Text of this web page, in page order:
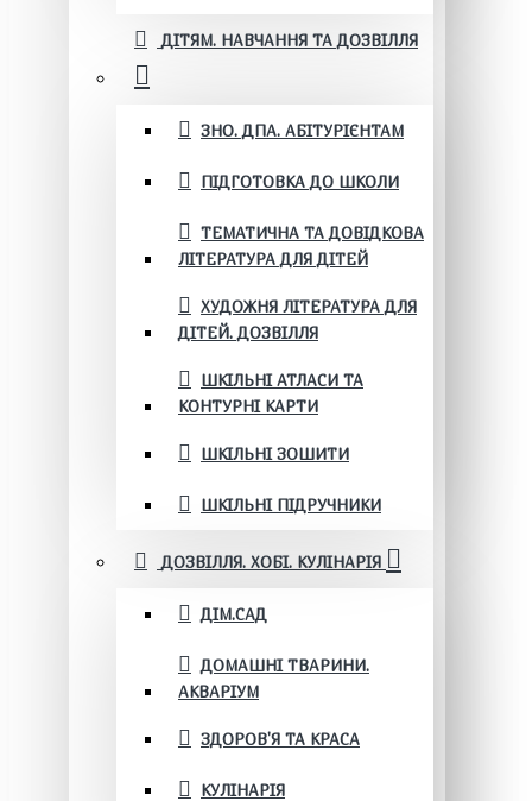
ДІТЯМ. НАВЧАННЯ ТА ДОЗВІЛЛЯ
ЗНО. ДПА. АБІТУРІЄНТАМ
ПІДГОТОВКА ДО ШКОЛИ
ТЕМАТИЧНА ТА ДОВІДКОВА
ЛІТЕРАТУРА ДЛЯ ДІТЕЙ
ХУДОЖНЯ ЛІТЕРАТУРА ДЛЯ
ДІТЕЙ. ДОЗВІЛЛЯ
ШКІЛЬНІ АТЛАСИ ТА
КОНТУРНІ КАРТИ
ШКІЛЬНІ ЗОШИТИ
ШКІЛЬНІ ПІДРУЧНИКИ
ДОЗВІЛЛЯ. ХОБІ. КУЛІНАРІЯ
ДІМ.САД
ДОМАШНІ ТВАРИНИ.
АКВАРІУМ
ЗДОРОВ'Я ТА КРАСА
КУЛІНАРІЯ